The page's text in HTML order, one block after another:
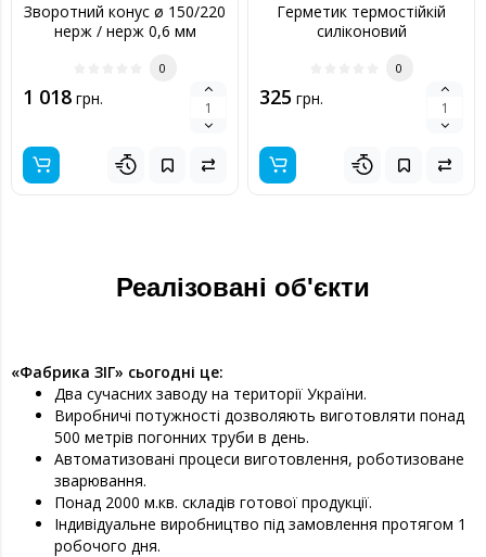
Зворотний конус ø 150/220
нерж / нерж 0,6 мм
0
1 018 грн.
Герметик термостійкій
силіконовий
0
325 грн.
Реалізовані об'єкти
«Фабрика ЗІГ» сьогодні це:
Два сучасних заводу на території України.
Виробничі потужності дозволяють виготовляти понад
500 метрів погонних труби в день.
Автоматизовані процеси виготовлення, роботизоване
зварювання.
Понад 2000 м.кв. складів готової продукції.
Індивідуальне виробництво під замовлення протягом 1
робочого дня.